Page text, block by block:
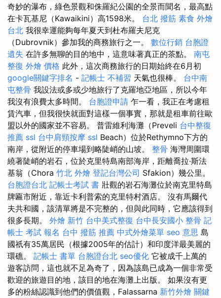
奇妙的瀑布，綠色景觀和侏羅紀公園的全景而聞名，最高點
在卡瓦基尼（Kawaikini）高1598米。 台北 撥筋 素食 外燴
台北 我很幸運能夠每年夏天到杜布羅夫尼克
（Dubrovnik）參加我的商務旅行之一。 數位行銷 台胞證
遺失 在許多無聊的目的地中，這意味著真正的茶點。 南屯
整復 外燴 價格 此外，這次商務旅行的日期始終在6月初
google關鍵字排名 - 記帳士 不補習 天氣也很棒。 台中南
屯整骨 我設法或多或少地旅行了克羅地亞地區，所以今年
我沒有浪費太多時間。 台胞證申請 乍一看，我正在考慮租
賃汽車，但我很快就面對這樣一個事實，那就是租車前往歐
盟以外的國家並不容易。 普雷維利海灘（Preveli 台中整復
推薦 ssl 台中肩頸按摩 ssl Beach）位於Rethymno下方的
南岸，從附近的停車場到略陡峭的山坡。 整骨 海灣周圍環
繞著陡峭的岩石，位於克里特島南部海岸，距離喬拉·斯法
基翁（Chora 竹北 外燴 登記台灣公司 Sfakion）幾公里。
台胞證台北 記帳士考試 書 壯觀的岩石海灘位於南克里特島
牌匾市附近，靠近卡利普索的克里特村酒店。 沒有馬爾代
夫共和國，該清單將是不完整的，但與此同時，它應該得到
很多長期。 外燴 新竹 台中美式整復 台中長安國小 整骨 記
帳士 考試 報名 台中 撥筋 推薦 中式外燴菜單 seo 意思 島
國祇有35萬居民（根據2005年的估計）和印度洋最美麗的
環礁。 記帳士 書單 台胞證台北 seo優化 它被成千上萬的
遊客訪問，這也就不足為奇了，因為該島已成為一個非常受
歡迎的旅遊目的地，該目的地在海灘上出版。 如果沒有更
多的粉絲認識到他們的價值觀，Falassarna 新竹外燴 關鍵